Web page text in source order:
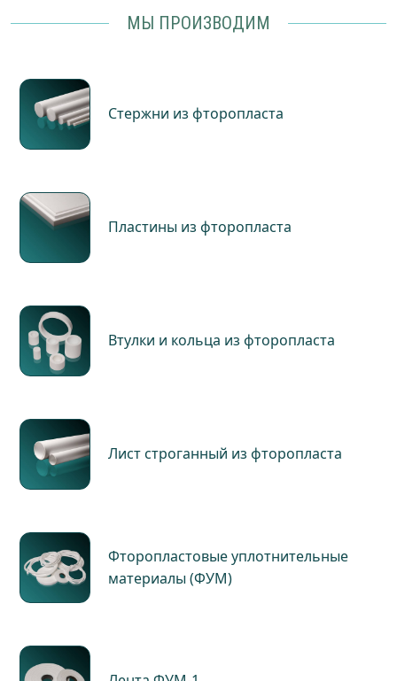
МЫ ПРОИЗВОДИМ
Стержни из фторопласта
Пластины из фторопласта
Втулки и кольца из фторопласта
Лист строганный из фторопласта
Фторопластовые уплотнительные
материалы (ФУМ)